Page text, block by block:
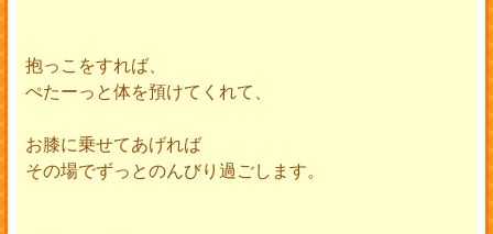
抱っこをすれば、
ぺたーっと体を預けてくれて、
お膝に乗せてあげれば
その場でずっとのんびり過ごします。